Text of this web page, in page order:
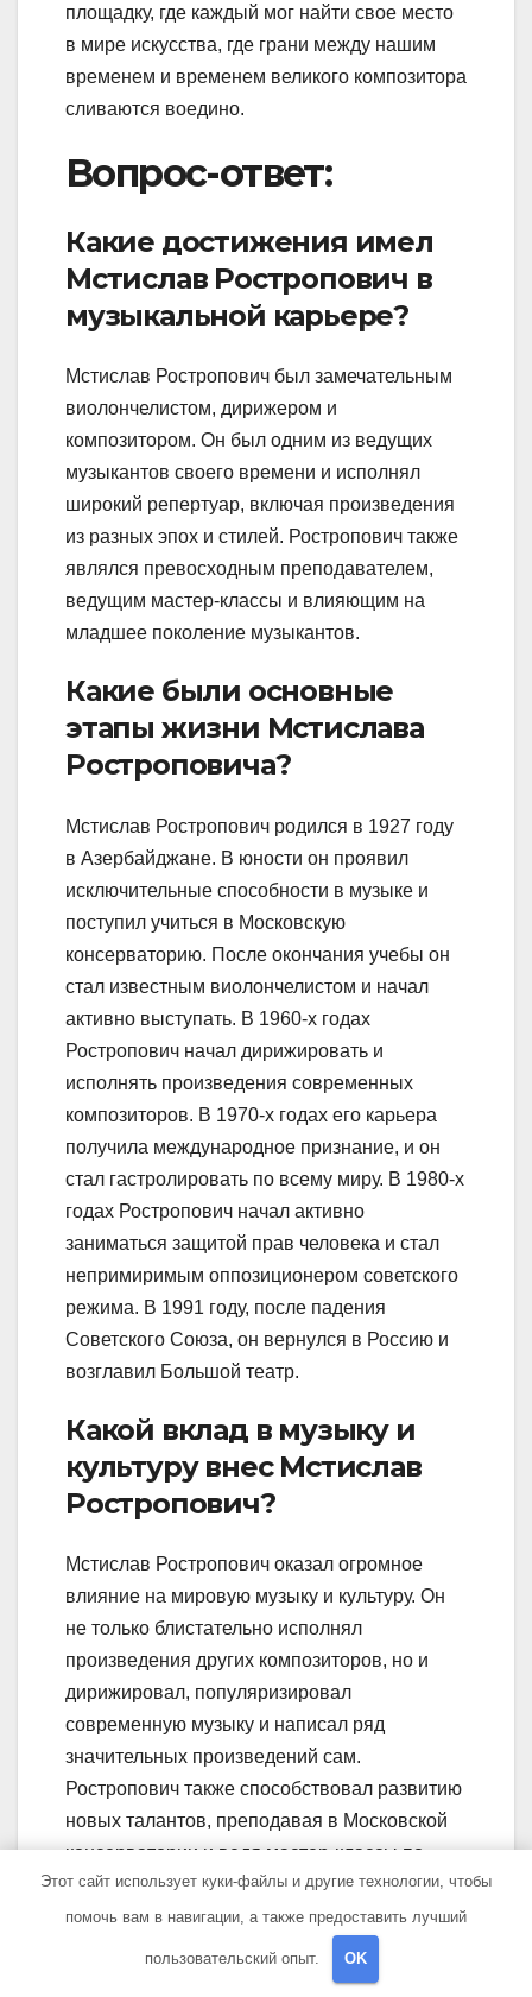
площадку, где каждый мог найти свое место
в мире искусства, где грани между нашим
временем и временем великого композитора
сливаются воедино.
Вопрос-ответ:
Какие достижения имел
Мстислав Ростропович в
музыкальной карьере?
Мстислав Ростропович был замечательным
виолончелистом, дирижером и
композитором. Он был одним из ведущих
музыкантов своего времени и исполнял
широкий репертуар, включая произведения
из разных эпох и стилей. Ростропович также
являлся превосходным преподавателем,
ведущим мастер-классы и влияющим на
младшее поколение музыкантов.
Какие были основные
этапы жизни Мстислава
Ростроповича?
Мстислав Ростропович родился в 1927 году
в Азербайджане. В юности он проявил
исключительные способности в музыке и
поступил учиться в Московскую
консерваторию. После окончания учебы он
стал известным виолончелистом и начал
активно выступать. В 1960-х годах
Ростропович начал дирижировать и
исполнять произведения современных
композиторов. В 1970-х годах его карьера
получила международное признание, и он
стал гастролировать по всему миру. В 1980-х
годах Ростропович начал активно
заниматься защитой прав человека и стал
непримиримым оппозиционером советского
режима. В 1991 году, после падения
Советского Союза, он вернулся в Россию и
возглавил Большой театр.
Какой вклад в музыку и
культуру внес Мстислав
Ростропович?
Мстислав Ростропович оказал огромное
влияние на мировую музыку и культуру. Он
не только блистательно исполнял
произведения других композиторов, но и
дирижировал, популяризировал
современную музыку и написал ряд
значительных произведений сам.
Ростропович также способствовал развитию
новых талантов, преподавая в Московской
консерватории и ведя мастер-классы по
всему миру. Его талант, страсть к музыке и
принципиальность в защите своих
убеждений сделали его одним из наиболее
уважаемых и великих музыкантов XX века.
Этот сайт использует куки-файлы и другие технологии, чтобы
помочь вам в навигации, а также предоставить лучший
пользовательский опыт. OK